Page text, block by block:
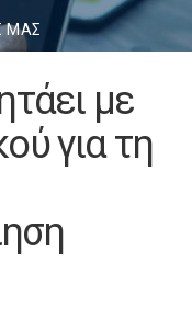
ΜΑΣ
με
για τη